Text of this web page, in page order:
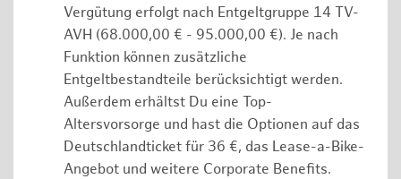
Vergütung erfolgt nach Entgeltgruppe 14 TV-
AVH (68.000,00 € - 95.000,00 €). Je nach
Funktion können zusätzliche
Entgeltbestandteile berücksichtigt werden.
Außerdem erhältst Du eine Top-
Altersvorsorge und hast die Optionen auf das
Deutschlandticket für 36 €, das Lease-a-Bike-
Angebot und weitere Corporate Benefits.